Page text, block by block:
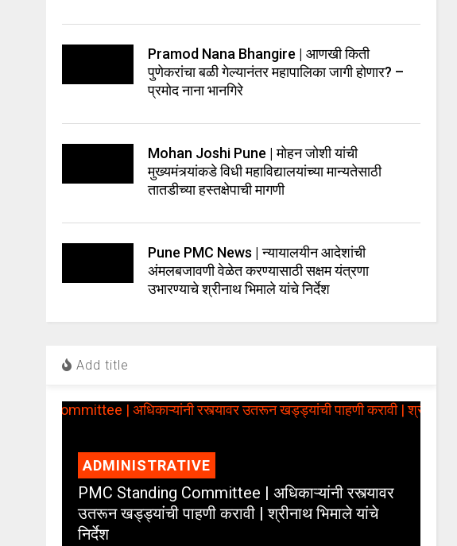
Pramod Nana Bhangire | आणखी किती
पुणेकरांचा बळी गेल्यानंतर महापालिका जागी होणार? –
प्रमोद नाना भानगिरे
Mohan Joshi Pune | मोहन जोशी यांची
मुख्यमंत्र्यांकडे विधी महाविद्यालयांच्या मान्यतेसाठी
तातडीच्या हस्तक्षेपाची मागणी
Pune PMC News | न्यायालयीन आदेशांची
अंमलबजावणी वेळेत करण्यासाठी सक्षम यंत्रणा
उभारण्याचे श्रीनाथ भिमाले यांचे निर्देश
Add title
ADMINISTRATIVE
PMC Standing Committee | अधिकाऱ्यांनी रस्त्यावर
उतरून खड्ड्यांची पाहणी करावी | श्रीनाथ भिमाले यांचे
निर्देश